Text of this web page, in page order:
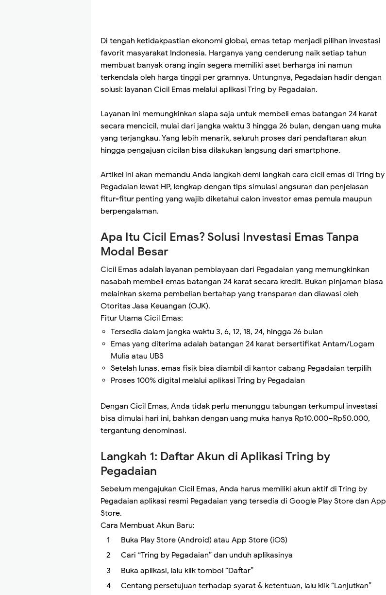
Di tengah ketidakpastian ekonomi global, emas tetap menjadi pilihan investasi
favorit masyarakat Indonesia. Harganya yang cenderung naik setiap tahun
membuat banyak orang ingin segera memiliki aset berharga ini namun
terkendala oleh harga tinggi per gramnya. Untungnya, Pegadaian hadir dengan
solusi: layanan Cicil Emas melalui aplikasi Tring by Pegadaian.
Layanan ini memungkinkan siapa saja untuk membeli emas batangan 24 karat
secara mencicil, mulai dari jangka waktu 3 hingga 26 bulan, dengan uang muka
yang terjangkau. Yang lebih menarik, seluruh proses dari pendaftaran akun
hingga pengajuan cicilan bisa dilakukan langsung dari smartphone.
Artikel ini akan memandu Anda langkah demi langkah cara cicil emas di Tring by
Pegadaian lewat HP, lengkap dengan tips simulasi angsuran dan penjelasan
fitur-fitur penting yang wajib diketahui calon investor emas pemula maupun
berpengalaman.
Apa Itu Cicil Emas? Solusi Investasi Emas Tanpa
Modal Besar
Cicil Emas adalah layanan pembiayaan dari Pegadaian yang memungkinkan
nasabah membeli emas batangan 24 karat secara kredit. Bukan pinjaman biasa
melainkan skema pembelian bertahap yang transparan dan diawasi oleh
Otoritas Jasa Keuangan (OJK).
Fitur Utama Cicil Emas:
Tersedia dalam jangka waktu 3, 6, 12, 18, 24, hingga 26 bulan
Emas yang diterima adalah batangan 24 karat bersertifikat Antam/Logam
Mulia atau UBS
Setelah lunas, emas fisik bisa diambil di kantor cabang Pegadaian terpilih
Proses 100% digital melalui aplikasi Tring by Pegadaian
Dengan Cicil Emas, Anda tidak perlu menunggu tabungan terkumpul investasi
bisa dimulai hari ini, bahkan dengan uang muka hanya Rp10.000–Rp50.000,
tergantung denominasi.
Langkah 1: Daftar Akun di Aplikasi Tring by
Pegadaian
Sebelum mengajukan Cicil Emas, Anda harus memiliki akun aktif di Tring by
Pegadaian aplikasi resmi Pegadaian yang tersedia di Google Play Store dan App
Store.
Cara Membuat Akun Baru:
Buka Play Store (Android) atau App Store (iOS)
Cari “Tring by Pegadaian” dan unduh aplikasinya
Buka aplikasi, lalu klik tombol “Daftar”
Centang persetujuan terhadap syarat & ketentuan, lalu klik “Lanjutkan”